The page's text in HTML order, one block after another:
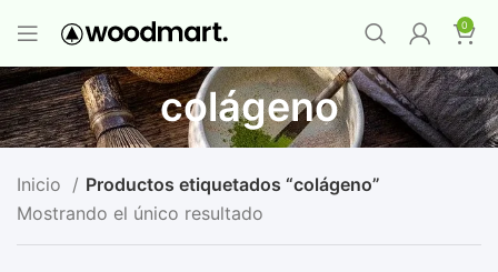
0
colágeno
Inicio
Productos etiquetados “colágeno”
Mostrando el único resultado
Premium-Compra 12 unidades y llévate 1
GRATIS ¡LO QUIERO YA